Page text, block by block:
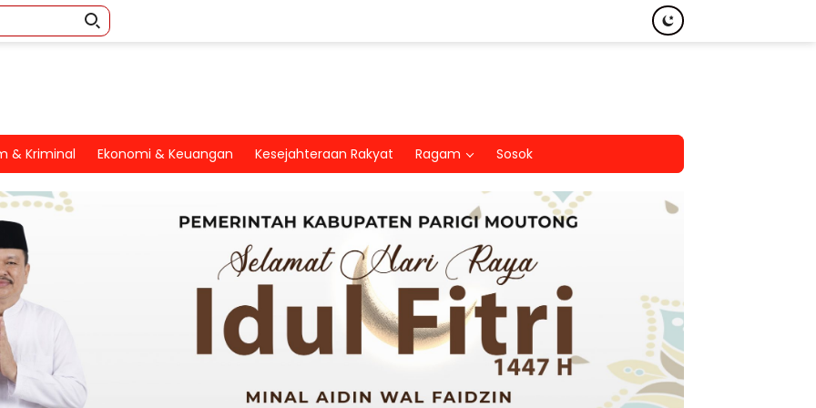
& Kriminal Ekonomi & Keuangan Kesejahteraan Rakyat Ragam Sosok